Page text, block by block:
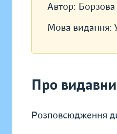
Автор:
Мова видання:
Про
Розповсюдження